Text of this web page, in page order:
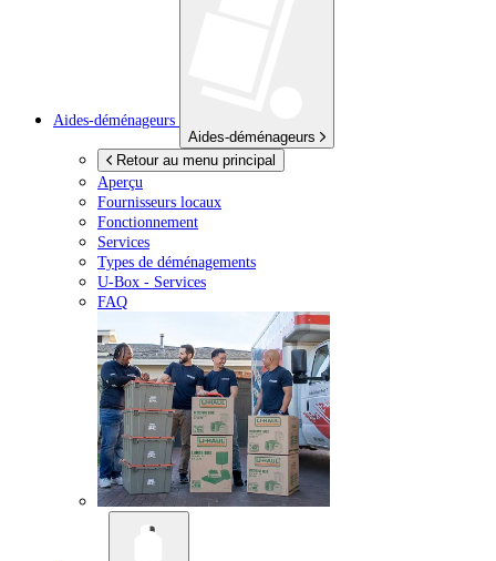
Aides-déménageurs
Aides-déménageurs
Retour au menu principal
Aperçu
Fournisseurs locaux
Fonctionnement
Services
Types de déménagements
U-Box - Services
FAQ